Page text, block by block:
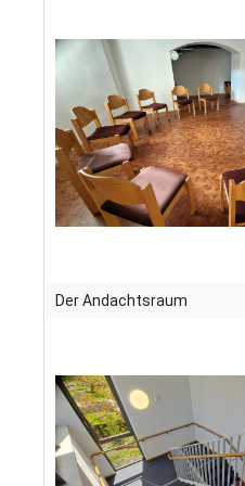
Der Andachtsraum